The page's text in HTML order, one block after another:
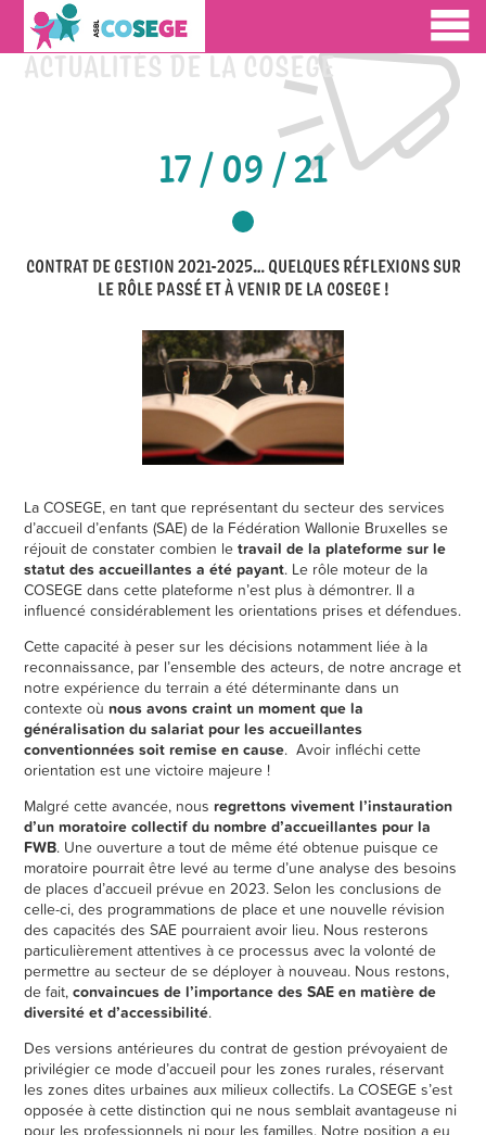
ACTUALITÉS DE LA COSEGE
17 / 09 / 21
CONTRAT DE GESTION 2021-2025… QUELQUES RÉFLEXIONS SUR
LE RÔLE PASSÉ ET À VENIR DE LA COSEGE !
La COSEGE, en tant que représentant du secteur des services
d’accueil d’enfants (SAE) de la Fédération Wallonie Bruxelles se
réjouit de constater combien letravail de la plateforme sur le
statut des accueillantes a été payant. Le rôle moteur de la
COSEGE dans cette plateforme n’est plus à démontrer. Il a
influencé considérablement les orientations prises et défendues.
Cette capacité à peser sur les décisions notamment liée à la
reconnaissance, par l’ensemble des acteurs, de notre ancrage et
notre expérience du terrain a été déterminante dans un
contexte oùnous avons craint un moment que la
généralisation du salariat pour les accueillantes
conventionnées soit remise en cause. Avoir infléchi cette
orientation est une victoire majeure !
Malgré cette avancée, nousregrettons vivement l’instauration
d’un moratoire collectif du nombre d’accueillantes pour la
FWB. Une ouverture a tout de même été obtenue puisque ce
moratoire pourrait être levé au terme d’une analyse des besoins
de places d’accueil prévue en 2023. Selon les conclusions de
celle-ci, des programmations de place et une nouvelle révision
des capacités des SAE pourraient avoir lieu. Nous resterons
particulièrement attentives à ce processus avec la volonté de
permettre au secteur de se déployer à nouveau. Nous restons,
de fait,convaincues de l’importance des SAE en matière de
diversité et d’accessibilité.
Des versions antérieures du contrat de gestion prévoyaient de
privilégier ce mode d’accueil pour les zones rurales, réservant
les zones dites urbaines aux milieux collectifs. La COSEGE s’est
opposée à cette distinction qui ne nous semblait avantageuse ni